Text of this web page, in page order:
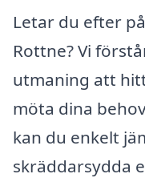
Letar du efter
Rottne? Vi
utmaning att
möta dina
kan du enkelt
skräddarsydda